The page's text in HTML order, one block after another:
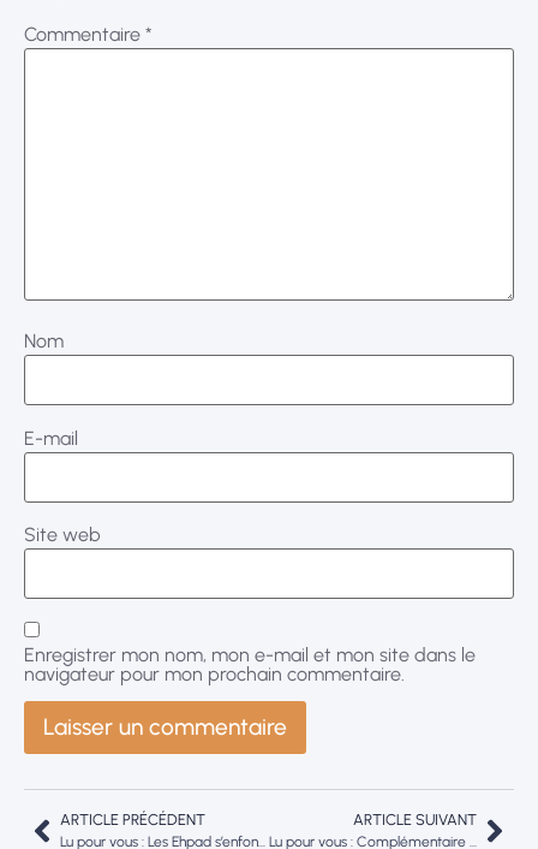
Commentaire *
Nom
E-mail
Site web
Enregistrer mon nom, mon e-mail et mon site dans le
navigateur pour mon prochain commentaire.
ARTICLE PRÉCÉDENT
Lu pour vous : Les Ehpad s’enfoncent dans la crise financière
ARTICLE SUIVANT
Lu pour vous : Complémentaire santé : « le socle de garanties doit bénéficier d’une taxation à 5,5% » (France Assureurs)